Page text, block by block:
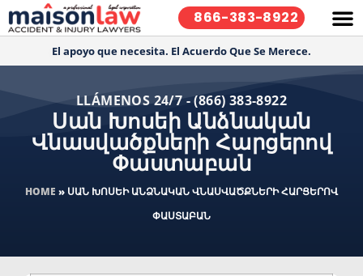
866-383-8922
El apoyo que necesita. El Acuerdo Que Se Merece.
LLÁMENOS 24/7 - (866) 383-8922
Սան Խոսեի Անձնական
Վնասվածքների Հարցերով
Փաստաբան
HOME » ՍԱՆ ԽՈՍԵԻ ԱՆՁՆԱԿԱՆ ՎՆԱՍՎԱԾՔՆԵՐԻ ՀԱՐՑԵՐՈՎ
ՓԱՍՏԱԲԱՆ